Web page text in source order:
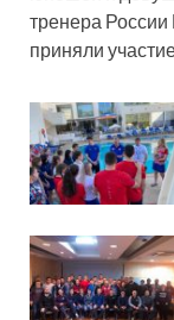
тренера
приняли